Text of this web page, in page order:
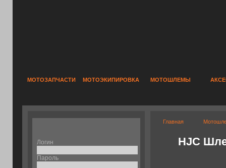
МОТОЗАПЧАСТИ МОТОЭКИПИРОВКА МОТОШЛЕМЫ
Логин
Пароль
Главная
HJC